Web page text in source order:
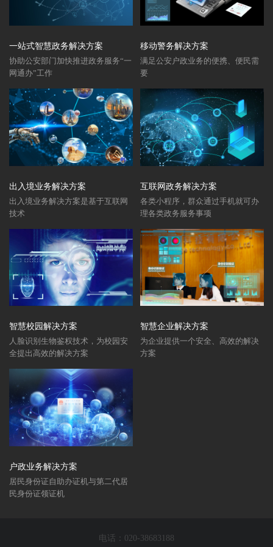
一站式智慧政务解决方案
协助公安部门加快推进政务服务“一
网通办”工作
移动警务解决方案
满足公安户政业务的便携、便民需
要
出入境业务解决方案
出入境业务解决方案是基于互联网
技术
互联网政务解决方案
各类小程序，群众通过手机就可办
理各类政务服务事项
智慧校园解决方案
人脸识别生物鉴权技术，为校园安
全提出高效的解决方案
智慧企业解决方案
为企业提供一个安全、高效的解决
方案
户政业务解决方案
居民身份证自助办证机与第二代居
民身份证领证机
电话：020-38683188